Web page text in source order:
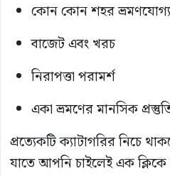
কোন কোন শহর ভ্রমণযোগ্য
বাজেট এবং খরচ
নিরাপত্তা পরামর্শ
একা ভ্রমণের মানসিক
প্রত্যেকটি ক্যাটাগরির নিচে
যাতে আপনি চাইলেই এক ক্লিকে